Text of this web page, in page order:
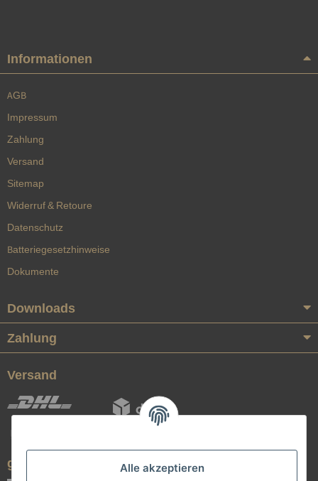
Alle akzeptieren
Informationen
AGB
Impressum
Zahlung
Versand
Sitemap
Widerruf & Retoure
Datenschutz
Batteriegesetzhinweise
Dokumente
Downloads
Zahlung
Versand
geprüfte Qualität